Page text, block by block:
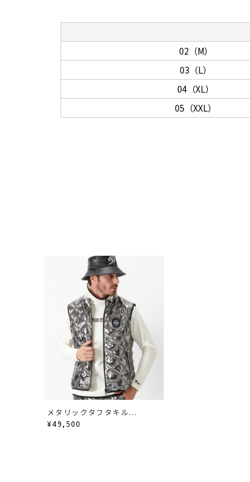
02（M）
03（L）
04（XL）
05（XXL）
メタリックタフタキル...
¥49,500